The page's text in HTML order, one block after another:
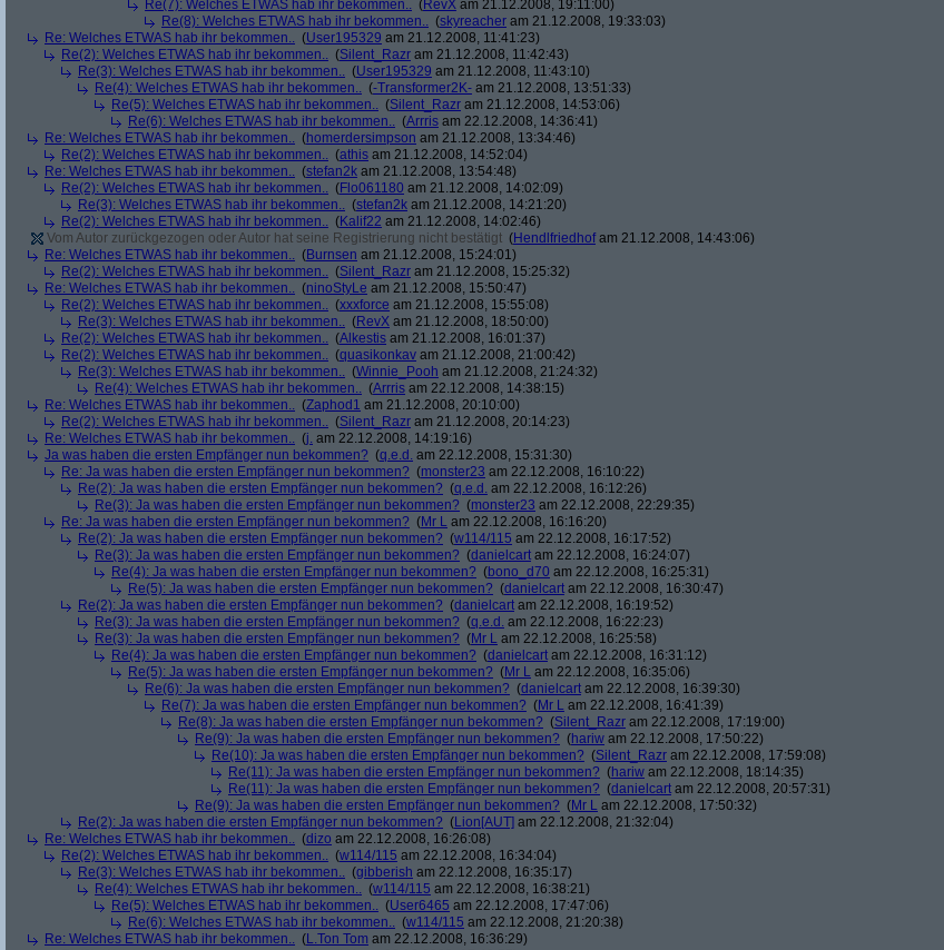
Re(7): Welches ETWAS hab ihr bekommen.. (RevX am 21.12.2008, 19:11:00)
Re(8): Welches ETWAS hab ihr bekommen.. (skyreacher am 21.12.2008, 19:33:03)
Re: Welches ETWAS hab ihr bekommen.. (User195329 am 21.12.2008, 11:41:23)
Re(2): Welches ETWAS hab ihr bekommen.. (Silent_Razr am 21.12.2008, 11:42:43)
Re(3): Welches ETWAS hab ihr bekommen.. (User195329 am 21.12.2008, 11:43:10)
Re(4): Welches ETWAS hab ihr bekommen.. (-Transformer2K- am 21.12.2008, 13:51:33)
Re(5): Welches ETWAS hab ihr bekommen.. (Silent_Razr am 21.12.2008, 14:53:06)
Re(6): Welches ETWAS hab ihr bekommen.. (Arrris am 22.12.2008, 14:36:41)
Re: Welches ETWAS hab ihr bekommen.. (homerdersimpson am 21.12.2008, 13:34:46)
Re(2): Welches ETWAS hab ihr bekommen.. (athis am 21.12.2008, 14:52:04)
Re: Welches ETWAS hab ihr bekommen.. (stefan2k am 21.12.2008, 13:54:48)
Re(2): Welches ETWAS hab ihr bekommen.. (Flo061180 am 21.12.2008, 14:02:09)
Re(3): Welches ETWAS hab ihr bekommen.. (stefan2k am 21.12.2008, 14:21:20)
Re(2): Welches ETWAS hab ihr bekommen.. (Kalif22 am 21.12.2008, 14:02:46)
Vom Autor zurückgezogen oder Autor hat seine Registrierung nicht bestätigt (Hendlfriedhofam 21.12.2008, 14:43:06)
Re: Welches ETWAS hab ihr bekommen.. (Burnsen am 21.12.2008, 15:24:01)
Re(2): Welches ETWAS hab ihr bekommen.. (Silent_Razr am 21.12.2008, 15:25:32)
Re: Welches ETWAS hab ihr bekommen.. (ninoStyLe am 21.12.2008, 15:50:47)
Re(2): Welches ETWAS hab ihr bekommen.. (xxxforce am 21.12.2008, 15:55:08)
Re(3): Welches ETWAS hab ihr bekommen.. (RevX am 21.12.2008, 18:50:00)
Re(2): Welches ETWAS hab ihr bekommen.. (Alkestis am 21.12.2008, 16:01:37)
Re(2): Welches ETWAS hab ihr bekommen.. (quasikonkav am 21.12.2008, 21:00:42)
Re(3): Welches ETWAS hab ihr bekommen.. (Winnie_Pooh am 21.12.2008, 21:24:32)
Re(4): Welches ETWAS hab ihr bekommen.. (Arrris am 22.12.2008, 14:38:15)
Re: Welches ETWAS hab ihr bekommen.. (Zaphod1 am 21.12.2008, 20:10:00)
Re(2): Welches ETWAS hab ihr bekommen.. (Silent_Razr am 21.12.2008, 20:14:23)
Re: Welches ETWAS hab ihr bekommen.. (j. am 22.12.2008, 14:19:16)
Ja was haben die ersten Empfänger nun bekommen? (q.e.d. am 22.12.2008, 15:31:30)
Re: Ja was haben die ersten Empfänger nun bekommen? (monster23 am 22.12.2008, 16:10:22)
Re(2): Ja was haben die ersten Empfänger nun bekommen? (q.e.d. am 22.12.2008, 16:12:26)
Re(3): Ja was haben die ersten Empfänger nun bekommen? (monster23 am 22.12.2008, 22:29:35)
Re: Ja was haben die ersten Empfänger nun bekommen? (Mr L am 22.12.2008, 16:16:20)
Re(2): Ja was haben die ersten Empfänger nun bekommen? (w114/115 am 22.12.2008, 16:17:52)
Re(3): Ja was haben die ersten Empfänger nun bekommen? (danielcart am 22.12.2008, 16:24:07)
Re(4): Ja was haben die ersten Empfänger nun bekommen? (bono_d70 am 22.12.2008, 16:25:31)
Re(5): Ja was haben die ersten Empfänger nun bekommen? (danielcart am 22.12.2008, 16:30:47)
Re(2): Ja was haben die ersten Empfänger nun bekommen? (danielcart am 22.12.2008, 16:19:52)
Re(3): Ja was haben die ersten Empfänger nun bekommen? (q.e.d. am 22.12.2008, 16:22:23)
Re(3): Ja was haben die ersten Empfänger nun bekommen? (Mr L am 22.12.2008, 16:25:58)
Re(4): Ja was haben die ersten Empfänger nun bekommen? (danielcart am 22.12.2008, 16:31:12)
Re(5): Ja was haben die ersten Empfänger nun bekommen? (Mr L am 22.12.2008, 16:35:06)
Re(6): Ja was haben die ersten Empfänger nun bekommen? (danielcart am 22.12.2008, 16:39:30)
Re(7): Ja was haben die ersten Empfänger nun bekommen? (Mr L am 22.12.2008, 16:41:39)
Re(8): Ja was haben die ersten Empfänger nun bekommen? (Silent_Razr am 22.12.2008, 17:19:00)
Re(9): Ja was haben die ersten Empfänger nun bekommen? (hariw am 22.12.2008, 17:50:22)
Re(10): Ja was haben die ersten Empfänger nun bekommen? (Silent_Razr am 22.12.2008, 17:59:08)
Re(11): Ja was haben die ersten Empfänger nun bekommen? (hariw am 22.12.2008, 18:14:35)
Re(11): Ja was haben die ersten Empfänger nun bekommen? (danielcart am 22.12.2008, 20:57:31)
Re(9): Ja was haben die ersten Empfänger nun bekommen? (Mr L am 22.12.2008, 17:50:32)
Re(2): Ja was haben die ersten Empfänger nun bekommen? (Lion[AUT] am 22.12.2008, 21:32:04)
Re: Welches ETWAS hab ihr bekommen.. (dizo am 22.12.2008, 16:26:08)
Re(2): Welches ETWAS hab ihr bekommen.. (w114/115 am 22.12.2008, 16:34:04)
Re(3): Welches ETWAS hab ihr bekommen.. (gibberish am 22.12.2008, 16:35:17)
Re(4): Welches ETWAS hab ihr bekommen.. (w114/115 am 22.12.2008, 16:38:21)
Re(5): Welches ETWAS hab ihr bekommen.. (User6465 am 22.12.2008, 17:47:06)
Re(6): Welches ETWAS hab ihr bekommen.. (w114/115 am 22.12.2008, 21:20:38)
Re: Welches ETWAS hab ihr bekommen.. (L.Ton Tom am 22.12.2008, 16:36:29)